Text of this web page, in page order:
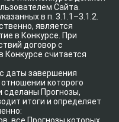
Сайта.
в п. 3.1.1–3.1.2.
является
в Конкурсе. При
договор с
Конкурсе считается
даты завершения
которого
сделаны Прогнозы,
итоги и определяет